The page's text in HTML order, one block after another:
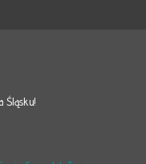
Śląsku!